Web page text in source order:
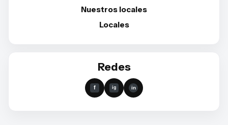
Nuestros locales
Locales
Redes